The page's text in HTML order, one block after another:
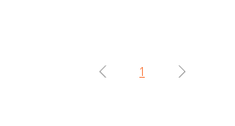
1